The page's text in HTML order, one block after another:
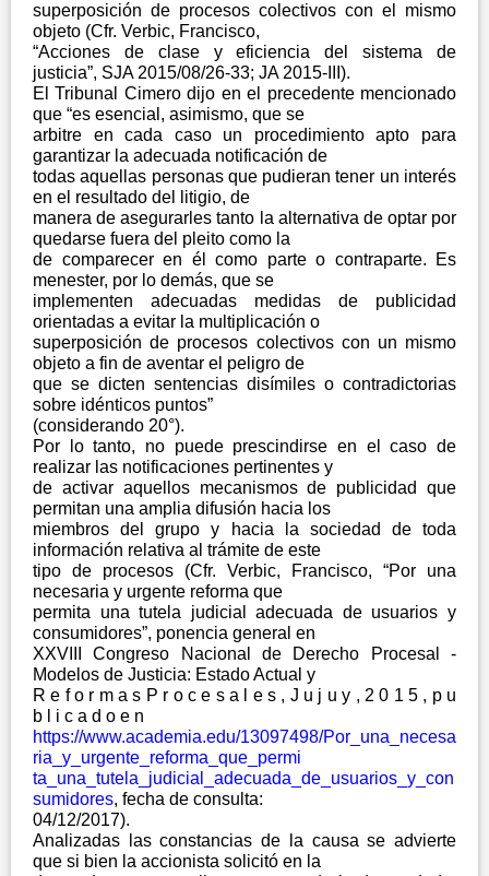
superposición de procesos colectivos con el mismo
objeto (Cfr. Verbic, Francisco,
“Acciones de clase y eficiencia del sistema de
justicia”, SJA 2015/08/26-33; JA 2015-III).
El Tribunal Cimero dijo en el precedente mencionado
que “es esencial, asimismo, que se
arbitre en cada caso un procedimiento apto para
garantizar la adecuada notificación de
todas aquellas personas que pudieran tener un interés
en el resultado del litigio, de
manera de asegurarles tanto la alternativa de optar por
quedarse fuera del pleito como la
de comparecer en él como parte o contraparte. Es
menester, por lo demás, que se
implementen adecuadas medidas de publicidad
orientadas a evitar la multiplicación o
superposición de procesos colectivos con un mismo
objeto a fin de aventar el peligro de
que se dicten sentencias disímiles o contradictorias
sobre idénticos puntos”
(considerando 20°).
Por lo tanto, no puede prescindirse en el caso de
realizar las notificaciones pertinentes y
de activar aquellos mecanismos de publicidad que
permitan una amplia difusión hacia los
miembros del grupo y hacia la sociedad de toda
información relativa al trámite de este
tipo de procesos (Cfr. Verbic, Francisco, “Por una
necesaria y urgente reforma que
permita una tutela judicial adecuada de usuarios y
consumidores”, ponencia general en
XXVIII Congreso Nacional de Derecho Procesal -
Modelos de Justicia: Estado Actual y
R e f o r m a s P r o c e s a l e s , J u j u y , 2 0 1 5 , p u
b l i c a d o e n
https://www.academia.edu/13097498/Por_una_necesa
ria_y_urgente_reforma_que_permi
ta_una_tutela_judicial_adecuada_de_usuarios_y_con
sumidores, fecha de consulta:
04/12/2017).
Analizadas las constancias de la causa se advierte
que si bien la accionista solicitó en la